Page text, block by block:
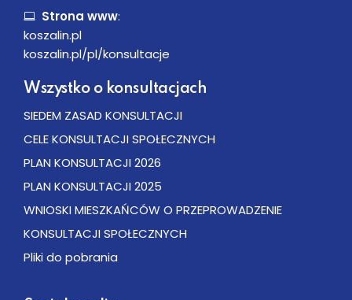
Strona www:
koszalin.pl
koszalin.pl/pl/konsultacje
Wszystko o konsultacjach
SIEDEM ZASAD KONSULTACJI
CELE KONSULTACJI SPOŁECZNYCH
PLAN KONSULTACJI 2026
PLAN KONSULTACJI 2025
WNIOSKI MIESZKAŃCÓW O PRZEPROWADZENIE
KONSULTACJI SPOŁECZNYCH
Pliki do pobrania